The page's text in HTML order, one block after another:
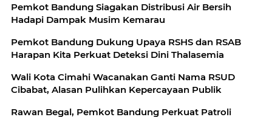
Pemkot Bandung Siagakan Distribusi Air Bersih
Hadapi Dampak Musim Kemarau
Pemkot Bandung Dukung Upaya RSHS dan RSAB
Harapan Kita Perkuat Deteksi Dini Thalasemia
Wali Kota Cimahi Wacanakan Ganti Nama RSUD
Cibabat, Alasan Pulihkan Kepercayaan Publik
Rawan Begal, Pemkot Bandung Perkuat Patroli